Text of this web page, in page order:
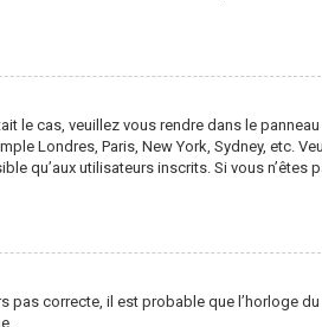
le cas, veuillez vous rendre dans le
Londres, Paris, New York, Sydney, etc.
qu’aux utilisateurs inscrits. Si vous n’êtes
pas correcte, il est probable que l’horloge du